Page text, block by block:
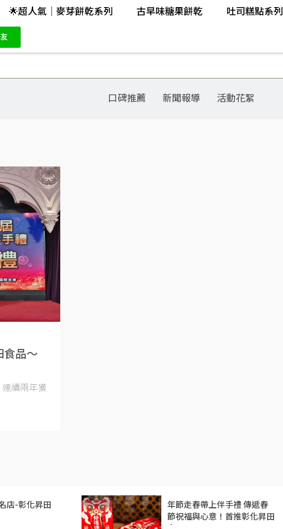
🌟超人氣│麥芽餅乾系列 古早味糖果餅乾 吐司糕點系列
口碑推薦 新聞報導 活動花絮
食品～
續兩年獲
店-彰化昇田
年節走春帶上伴手禮 傳遞春
節祝福與心意！首推彰化昇田